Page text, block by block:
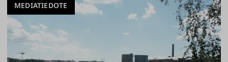
MEDIATIEDOTE